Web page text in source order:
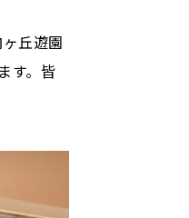
丘遊園
す。皆